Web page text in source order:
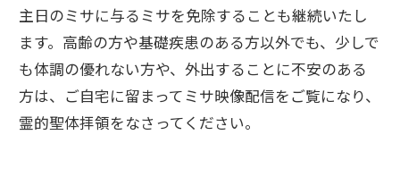
主日のミサに与るミサを免除することも継続いたし
ます。高齢の方や基礎疾患のある方以外でも、少しで
も体調の優れない方や、外出することに不安のある
方は、ご自宅に留まってミサ映像配信をご覧になり、
霊的聖体拝領をなさってください。